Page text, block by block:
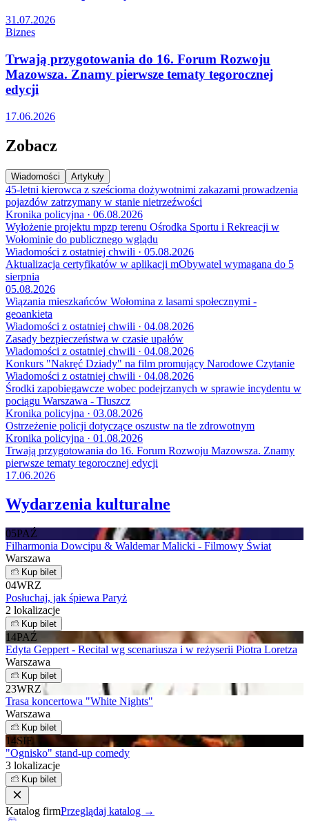
31.07.2026
Biznes
Trwają przygotowania do 16. Forum Rozwoju
Mazowsza. Znamy pierwsze tematy tegorocznej
edycji
17.06.2026
Zobacz
Wiadomości Artykuły
45-letni kierowca z sześcioma dożywotnimi zakazami prowadzenia
pojazdów zatrzymany w stanie nietrzeźwości
Kronika policyjna · 06.08.2026
Wyłożenie projektu mpzp terenu Ośrodka Sportu i Rekreacji w
Wołominie do publicznego wglądu
Wiadomości z ostatniej chwili · 05.08.2026
Aktualizacja certyfikatów w aplikacji mObywatel wymagana do 5
sierpnia
05.08.2026
Wiązania mieszkańców Wołomina z lasami społecznymi -
geoankieta
Wiadomości z ostatniej chwili · 04.08.2026
Zasady bezpieczeństwa w czasie upałów
Wiadomości z ostatniej chwili · 04.08.2026
Konkurs "Nakręć Dziady" na film promujący Narodowe Czytanie
Wiadomości z ostatniej chwili · 04.08.2026
Środki zapobiegawcze wobec podejrzanych w sprawie incydentu w
pociągu Warszawa - Tłuszcz
Kronika policyjna · 03.08.2026
Ostrzeżenie policji dotyczące oszustw na tle zdrowotnym
Kronika policyjna · 01.08.2026
Trwają przygotowania do 16. Forum Rozwoju Mazowsza. Znamy
pierwsze tematy tegorocznej edycji
17.06.2026
Wydarzenia kulturalne
05PAŹ
Filharmonia Dowcipu & Waldemar Malicki - Filmowy Świat
Warszawa
Kup bilet
04WRZ
Posłuchaj, jak śpiewa Paryż
2 lokalizacje
Kup bilet
14PAŹ
Edyta Geppert - Recital wg scenariusza i w reżyserii Piotra Loretza
Warszawa
Kup bilet
23WRZ
Trasa koncertowa "White Nights"
Warszawa
Kup bilet
14SIE
"Ognisko" stand-up comedy
3 lokalizacje
Kup bilet
Katalog firmPrzeglądaj katalog →